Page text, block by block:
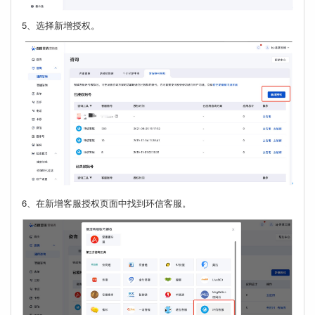
5、选择新增授权。
6、在新增客服授权页面中找到环信客服。